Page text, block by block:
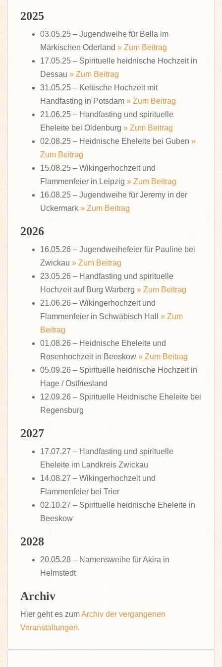
2025
03.05.25 – Jugendweihe für Bella im
Märkischen Oderland » Zum Beitrag
17.05.25 – Spirituelle heidnische Hochzeit in
Dessau » Zum Beitrag
31.05.25 – Keltische Hochzeit mit
Handfasting in Potsdam » Zum Beitrag
21.06.25 – Handfasting und spirituelle
Eheleite bei Oldenburg » Zum Beitrag
02.08.25 – Heidnische Eheleite bei Guben »
Zum Beitrag
15.08.25 – Wikingerhochzeit und
Flammenfeier in Leipzig » Zum Beitrag
16.08.25 – Jugendweihe für Jeremy in der
Uckermark » Zum Beitrag
2026
16.05.26 – Jugendweihefeier für Pauline bei
Zwickau » Zum Beitrag
23.05.26 – Handfasting und spirituelle
Hochzeit auf Burg Warberg » Zum Beitrag
21.06.26 – Wikingerhochzeit und
Flammenfeier in Schwäbisch Hall » Zum
Beitrag
01.08.26 – Heidnische Eheleite und
Rosenhochzeit in Beeskow » Zum Beitrag
05.09.26 – Spirituelle heidnische Hochzeit in
Hage / Ostfriesland
12.09.26 – Spirituelle Heidnische Eheleite bei
Regensburg
2027
17.07.27 – Handfasting und spirituelle
Eheleite im Landkreis Zwickau
14.08.27 – Wikingerhochzeit und
Flammenfeier bei Trier
02.10.27 – Spirituelle heidnische Eheleite in
Beeskow
2028
20.05.28 – Namensweihe für Akira in
Helmstedt
Archiv
Hier geht es zumArchiv der vergangenen
Veranstaltungen.